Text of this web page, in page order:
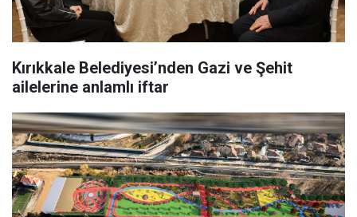
Kırıkkale Belediyesi’nden Gazi ve Şehit
ailelerine anlamlı iftar